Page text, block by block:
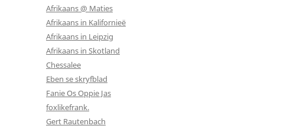
Afrikaans @ Maties
Afrikaans in Kalifornieë
Afrikaans in Leipzig
Afrikaans in Skotland
Chessalee
Eben se skryfblad
Fanie Os Oppie Jas
foxlikefrank.
Gert Rautenbach